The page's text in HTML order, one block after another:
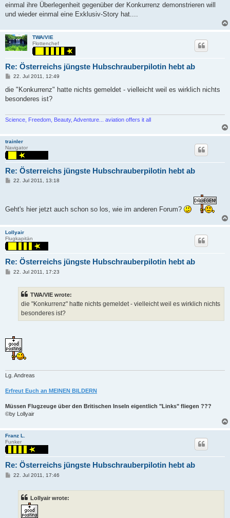
einmal ihre Überlegenheit gegenüber der Konkurrenz demonstrieren will
und wieder einmal eine Exklusiv-Story hat....
TWA/VIE
Flottenchef
Re: Österreichs jüngste Hubschrauberpilotin hebt ab
P
s
22. Jul 2011, 12:49
die "Konkurrenz" hatte nichts gemeldet - vielleicht weil es wirklich nichts
besonderes ist?
Science, Freedom, Beauty, Adventure... aviation offers it all
trainler
Navigator
Re: Österreichs jüngste Hubschrauberpilotin hebt ab
P22. Jul 2011, 13:18
Geht's hier jetzt auch schon so los, wie im anderen Forum?
Lollyair
Flugkapitän
Re: Österreichs jüngste Hubschrauberpilotin hebt ab
P22. Jul 2011, 17:23
TWA/VIE wrote:
die "Konkurrenz" hatte nichts gemeldet - vielleicht weil es wirklich nichts
besonderes ist?
Lg. Andreas
Erfreut Euch an MEINEN BILDERN
Müssen Flugzeuge über den Britischen Inseln eigentlich "Links" fliegen ???
©by Lollyair
Franz L.
Funker
Re: Österreichs jüngste Hubschrauberpilotin hebt ab
P22. Jul 2011, 17:46
Lollyair wrote: